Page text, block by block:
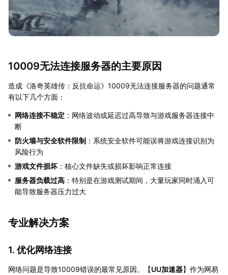
10009无法连接服务器的主要原因
造成《洛奇英雄传：反抗命运》10009无法连接服务器的问题通常
有以下几个方面：
网络连接不稳定 ：网络波动或延迟过高导致与游戏服务器连接中
断
防火墙与安全软件限制 ：系统安全软件可能误将游戏连接识别为
风险行为
游戏文件损坏 ：核心文件缺失或损坏影响正常连接
服务器负载过高 ：特别是在游戏测试期间，大量玩家同时涌入可
能导致服务器压力过大
专业解决方案
1. 优化网络连接
网络问题是导致10009错误的最常见原因。【UU加速器】作为网易